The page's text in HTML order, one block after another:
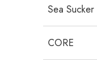
Sea Sucker
CORE